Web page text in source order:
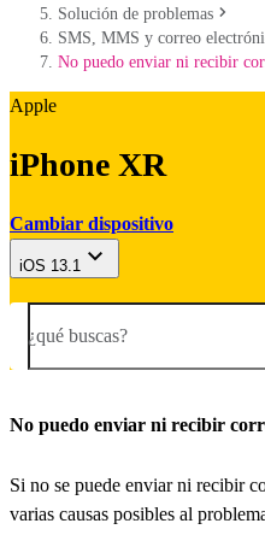
Solución de problemas
SMS, MMS y correo
No puedo enviar ni recibir
Apple
iPhone XR
Cambiar dispositivo
iOS 13.1
¿qué buscas?
No puedo enviar ni recibir
Si no se puede enviar ni recibir
varias causas posibles al